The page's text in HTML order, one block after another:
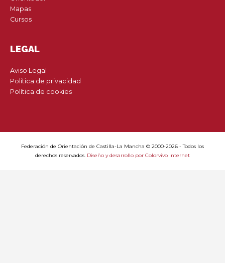
Mapas
Cursos
LEGAL
Aviso Legal
Política de privacidad
Política de cookies
Federación de Orientación de Castilla-La Mancha © 2000-2026 - Todos los
derechos reservados. Diseño y desarrollo por Colorvivo Internet